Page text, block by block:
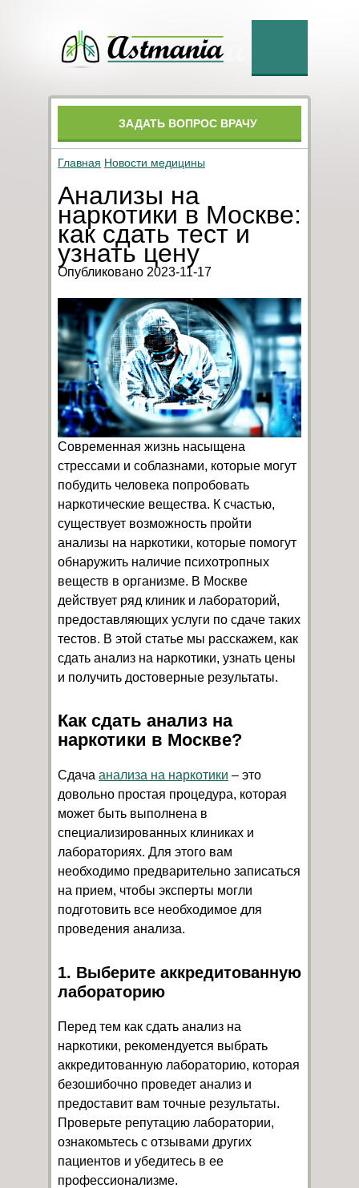
ЗАДАТЬ ВОПРОС ВРАЧУ
Главная Новости медицины
Анализы на
наркотики в Москве:
как сдать тест и
узнать цену
Опубликовано 2023-11-17
Современная жизнь насыщена
стрессами и соблазнами, которые могут
побудить человека попробовать
наркотические вещества. К счастью,
существует возможность пройти
анализы на наркотики, которые помогут
обнаружить наличие психотропных
веществ в организме. В Москве
действует ряд клиник и лабораторий,
предоставляющих услуги по сдаче таких
тестов. В этой статье мы расскажем, как
сдать анализ на наркотики, узнать цены
и получить достоверные результаты.
Как сдать анализ на
наркотики в Москве?
Сдача анализа на наркотики – это
довольно простая процедура, которая
может быть выполнена в
специализированных клиниках и
лабораториях. Для этого вам
необходимо предварительно записаться
на прием, чтобы эксперты могли
подготовить все необходимое для
проведения анализа.
1. Выберите аккредитованную
лабораторию
Перед тем как сдать анализ на
наркотики, рекомендуется выбрать
аккредитованную лабораторию, которая
безошибочно проведет анализ и
предоставит вам точные результаты.
Проверьте репутацию лаборатории,
ознакомьтесь с отзывами других
пациентов и убедитесь в ее
профессионализме.